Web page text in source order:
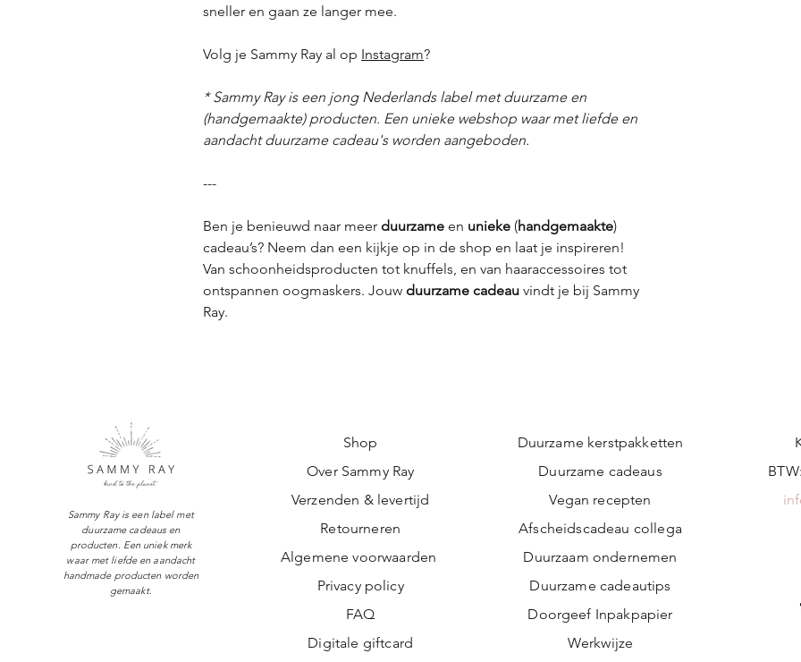
sneller en gaan ze langer mee.
Volg je Sammy Ray al op Instagram?
* Sammy Ray is een jong Nederlands label met duurzame en
(handgemaakte) producten. Een unieke webshop waar met liefde en
aandacht duurzame cadeau's worden aangeboden.
---
Ben je benieuwd naar meer duurzame en unieke (handgemaakte)
cadeau’s? Neem dan een kijkje op in de shop en laat je inspireren!
Van schoonheidsproducten tot knuffels, en van haaraccessoires tot
ontspannen oogmaskers. Jouw duurzame cadeau vindt je bij Sammy
Ray.
Sammy Ray is een label met
duurzame cadeaus en
producten. Een uniek merk
waar met liefde en aandacht
handmade producten worden
gemaakt.
Shop
Over Sammy Ray
Verzenden & levertijd
Retourneren
Algemene voorwaarden
Privacy policy
FAQ
Digitale giftcard
Duurzame kerstpakketten
Duurzame cadeaus
Vegan recepten
Afscheidscadeau collega
Duurzaam ondernemen
Duurzame cadeautips
Doorgeef Inpakpapier
Werkwijze